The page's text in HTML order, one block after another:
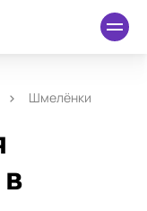
Шмелёнки